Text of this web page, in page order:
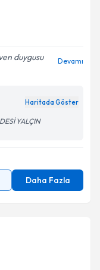
duygusu
Devamı
Haritada Göster
YALÇIN
Daha Fazla